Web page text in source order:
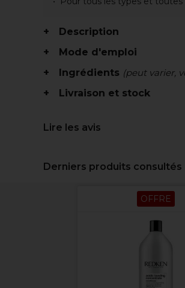
Description
Mode d'emploi
Ingrédients (peut varier,
Livraison et stock
Lire les avis
Derniers produits consultés
OFFRE